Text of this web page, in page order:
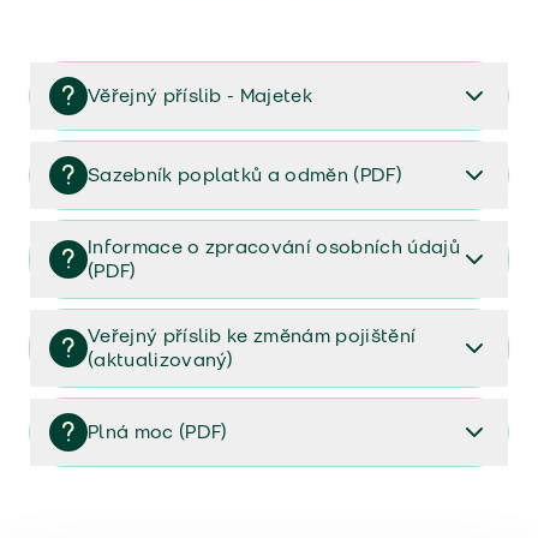
Věřejný příslib - Majetek
Věřejný příslib majetek 2023
Sazebník poplatků a odměn (PDF)
Sazebník poplatků a odměn (PDF)
Informace o zpracování osobních údajů
(PDF)
Informace o zpracování osobních údajů (PDF)
Veřejný příslib ke změnám pojištění
(aktualizovaný)
Veřejný příslib ke změnám pojištění (aktualizovaný)
Plná moc (PDF)